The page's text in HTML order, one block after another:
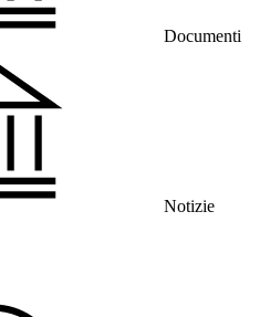
Documenti
Notizie